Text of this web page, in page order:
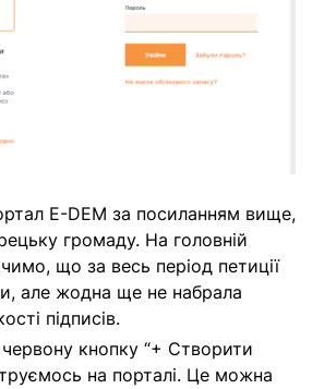
E-DEM за посиланням вище,
громаду. На головній
що за весь період петиції
але жодна ще не набрала
підписів.
кнопку “+ Створити
на порталі. Це можна